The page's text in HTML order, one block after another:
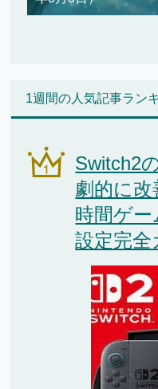
1週間の人気記事ラン
Switch2
劇的に
時間ゲ
設定完全